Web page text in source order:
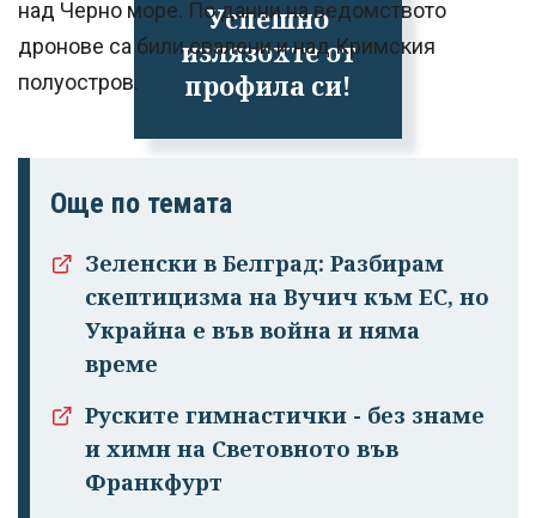
Успешно
излязохте от
профила си!
над Черно море. По данни на ведомството
дронове са били свалени и над Кримския
полуостров.
Още по темата
Зеленски в Белград: Разбирам
скептицизма на Вучич към ЕС, но
Украйна е във война и няма
време
Руските гимнастички - без знаме
и химн на Световното във
Франкфурт